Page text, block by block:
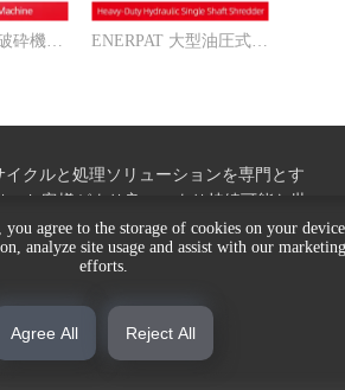
クルと処理ソリューションを専門とす
、お客様がより良い、より持続可能な世
することを使命としています。当社は、
顧客に対する世界有数のプロバイダーで
しています。
ルニーズに対応する選別機、シュレッダ
agree to the storage of cookies on your
analyze site usage and assist with our marketing
efforts.
Agree All Reject All